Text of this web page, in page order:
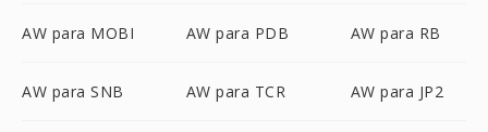
AW para MOBI AW para PDB AW para RB
AW para SNB AW para TCR AW para JP2